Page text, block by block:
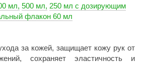
мл, 500 мл, 250 мл с дозирующим
флакон 60 мл
за кожей, защищает кожу рук от
сохраняет эластичность и